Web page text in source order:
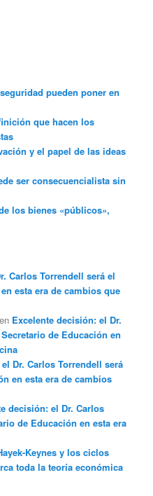
pueden poner en
que hacen los
y el papel de las ideas
ser consecuencialista sin
los bienes «públicos»,
Carlos Torrendell será el
esta era de cambios que
en Excelente decisión: el Dr.
de Educación en
Dr. Carlos Torrendell será
en esta era de cambios
decisión: el Dr. Carlos
de Educación en esta era
Keynes y los ciclos
toda la teoría económica